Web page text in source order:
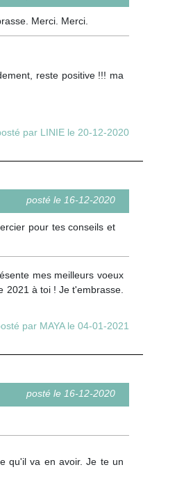
Merci. Merci.
reste positive !!! ma
par LINIE le 20-12-2020
posté le 16-12-2020
pour tes conseils et
mes meilleurs voeux
2021 à toi ! Je t'embrasse.
par MAYA le 04-01-2021
posté le 16-12-2020
qu'il va en avoir. Je te un